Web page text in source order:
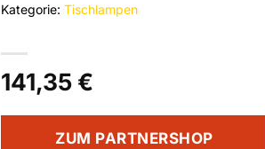
141,35 €
ZUM PARTNERSHOP
Kategorie: Tischlampen